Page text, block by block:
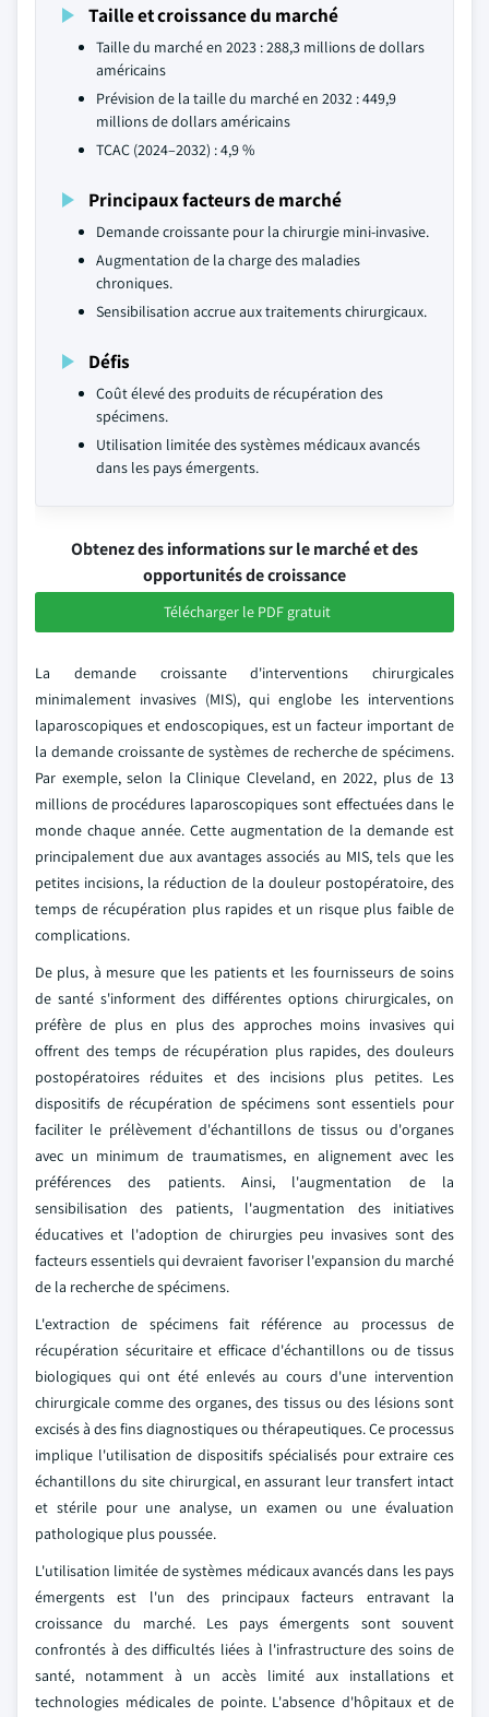
Taille et croissance du marché
Taille du marché en 2023 : 288,3 millions de dollars
américains
Prévision de la taille du marché en 2032 : 449,9
millions de dollars américains
TCAC (2024–2032) : 4,9 %
Principaux facteurs de marché
Demande croissante pour la chirurgie mini-invasive.
Augmentation de la charge des maladies
chroniques.
Sensibilisation accrue aux traitements chirurgicaux.
Défis
Coût élevé des produits de récupération des
spécimens.
Utilisation limitée des systèmes médicaux avancés
dans les pays émergents.
Obtenez des informations sur le marché et des
opportunités de croissance
Télécharger le PDF gratuit
La demande croissante d'interventions chirurgicales
minimalement invasives (MIS), qui englobe les interventions
laparoscopiques et endoscopiques, est un facteur important de
la demande croissante de systèmes de recherche de spécimens.
Par exemple, selon la Clinique Cleveland, en 2022, plus de 13
millions de procédures laparoscopiques sont effectuées dans le
monde chaque année. Cette augmentation de la demande est
principalement due aux avantages associés au MIS, tels que les
petites incisions, la réduction de la douleur postopératoire, des
temps de récupération plus rapides et un risque plus faible de
complications.
De plus, à mesure que les patients et les fournisseurs de soins
de santé s'informent des différentes options chirurgicales, on
préfère de plus en plus des approches moins invasives qui
offrent des temps de récupération plus rapides, des douleurs
postopératoires réduites et des incisions plus petites. Les
dispositifs de récupération de spécimens sont essentiels pour
faciliter le prélèvement d'échantillons de tissus ou d'organes
avec un minimum de traumatismes, en alignement avec les
préférences des patients. Ainsi, l'augmentation de la
sensibilisation des patients, l'augmentation des initiatives
éducatives et l'adoption de chirurgies peu invasives sont des
facteurs essentiels qui devraient favoriser l'expansion du marché
de la recherche de spécimens.
L'extraction de spécimens fait référence au processus de
récupération sécuritaire et efficace d'échantillons ou de tissus
biologiques qui ont été enlevés au cours d'une intervention
chirurgicale comme des organes, des tissus ou des lésions sont
excisés à des fins diagnostiques ou thérapeutiques. Ce processus
implique l'utilisation de dispositifs spécialisés pour extraire ces
échantillons du site chirurgical, en assurant leur transfert intact
et stérile pour une analyse, un examen ou une évaluation
pathologique plus poussée.
L'utilisation limitée de systèmes médicaux avancés dans les pays
émergents est l'un des principaux facteurs entravant la
croissance du marché. Les pays émergents sont souvent
confrontés à des difficultés liées à l'infrastructure des soins de
santé, notamment à un accès limité aux installations et
technologies médicales de pointe. L'absence d'hôpitaux et de